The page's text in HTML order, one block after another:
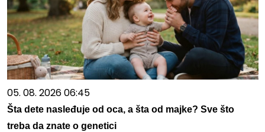
05. 08. 2026 06:45
Šta dete nasleđuje od oca, a šta od majke? Sve što
treba da znate o genetici